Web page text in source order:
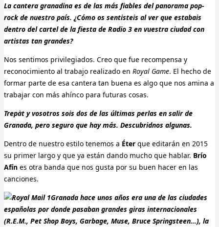
La cantera granadina es de las más fiables del panorama pop-
rock de nuestro país. ¿Cómo os sentisteis al ver que estabais
dentro del cartel de la fiesta de Radio 3 en vuestra ciudad con
artistas tan grandes?
Nos sentimos privilegiados. Creo que fue recompensa y
reconocimiento al trabajo realizado en Royal Game. El hecho de
formar parte de esa cantera tan buena es algo que nos amina a
trabajar con más ahínco para futuras cosas.
Trepàt y vosotros sois dos de las últimas perlas en salir de
Granada, pero seguro que hay más. Descubridnos algunas.
Dentro de nuestro estilo tenemos a Éter que editarán en 2015
su primer largo y que ya están dando mucho que hablar. Brío
Afín es otra banda que nos gusta por su buen hacer en las
canciones.
Granada hace unos años era una de las ciudades
españolas por donde pasaban grandes giras internacionales
(R.E.M., Pet Shop Boys, Garbage, Muse, Bruce Springsteen…), la